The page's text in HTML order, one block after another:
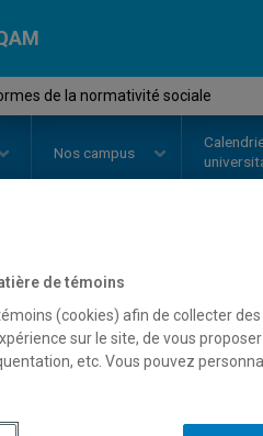
de la normativité sociale
Nos campus
// SOC8845
normativité
Horaire -
de témoins
(cookies) afin de collecter
sur le site, de vous
etc. Vous pouvez